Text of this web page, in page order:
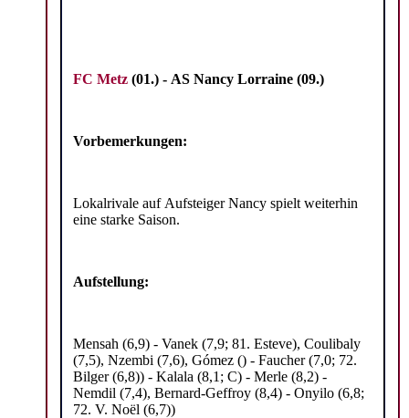
FC Metz (01.) - AS Nancy Lorraine (09.)
Vorbemerkungen:
Lokalrivale auf Aufsteiger Nancy spielt weiterhin
eine starke Saison.
Aufstellung:
Mensah (6,9) - Vanek (7,9; 81. Esteve), Coulibaly
(7,5), Nzembi (7,6), Gómez () - Faucher (7,0; 72.
Bilger (6,8)) - Kalala (8,1; C) - Merle (8,2) -
Nemdil (7,4), Bernard-Geffroy (8,4) - Onyilo (6,8;
72. V. Noël (6,7))